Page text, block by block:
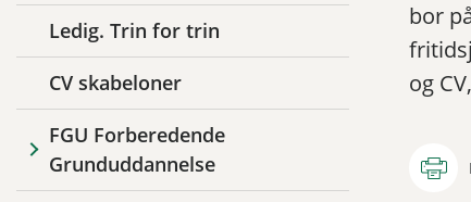
Ledig. Trin for trin
CV skabeloner
FGU Forberedende
Grunduddannelse
bor
og